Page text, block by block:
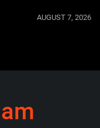
AUGUST 7, 2026